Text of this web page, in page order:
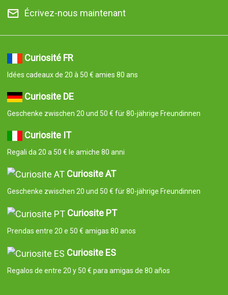
Écrivez-nous maintenant
Curiosité FR
Idées cadeaux de 20 à 50 € amies 80 ans
Curiosite DE
Geschenke zwischen 20 und 50 € für 80-jährige Freundinnen
Curiosite IT
Regali da 20 a 50 € le amiche 80 anni
Curiosite AT
Geschenke zwischen 20 und 50 € für 80-jährige Freundinnen
Curiosite PT
Prendas entre 20 e 50 € amigas 80 anos
Curiosite ES
Regalos de entre 20 y 50 € para amigas de 80 años